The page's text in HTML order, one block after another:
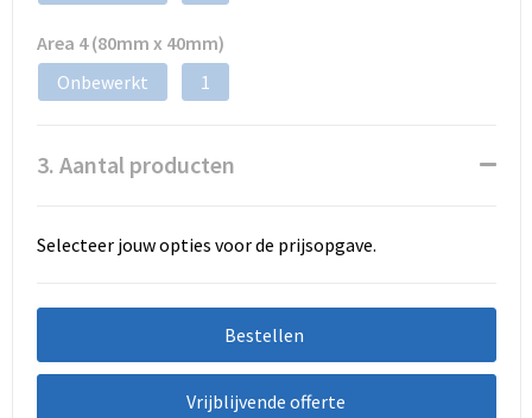
Area 4 (80mm x 40mm)
Onbewerkt
1
3. Aantal producten
Selecteer jouw opties voor de prijsopgave.
Bestellen
Vrijblijvende offerte